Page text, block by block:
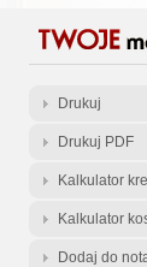
Gratis
Drukuj
Drukuj PDF
Kalkulator
Kalkulator
Dodaj do